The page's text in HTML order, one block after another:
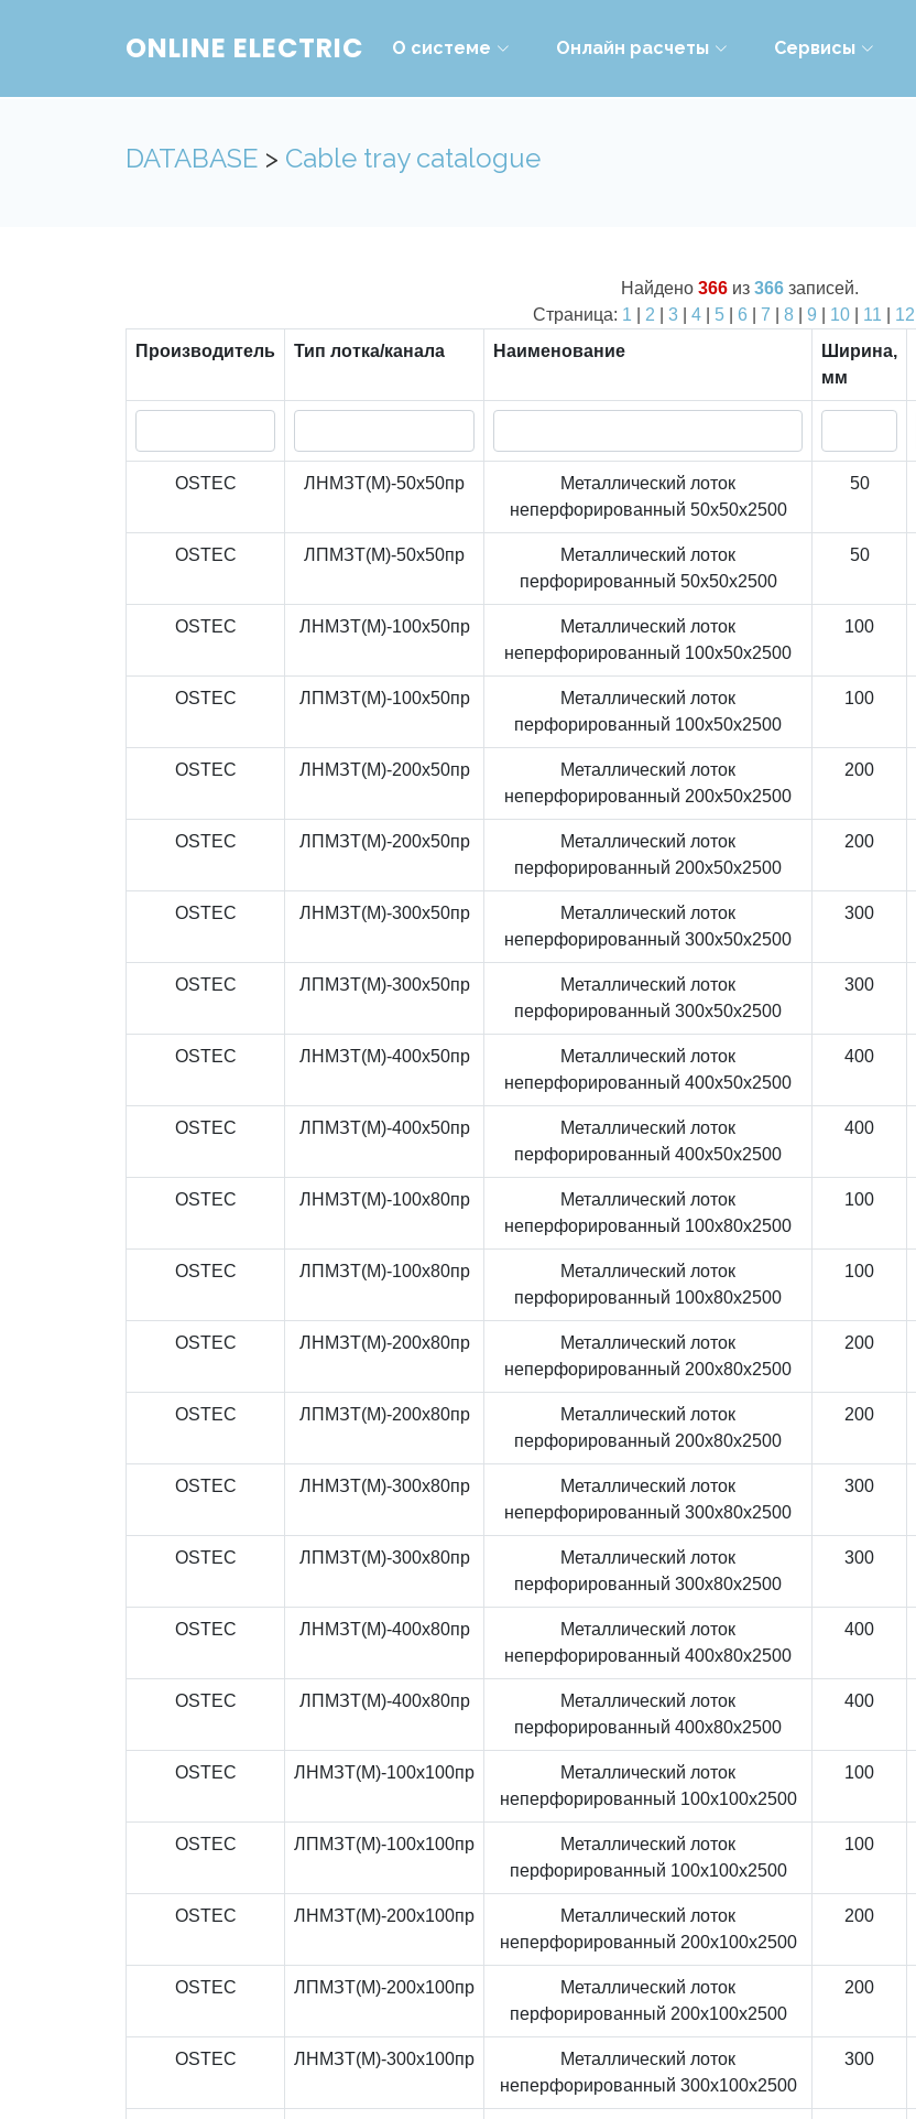
ONLINE ELECTRIC О системе Онлайн расчеты Сервисы
DATABASE > Cable tray catalogue
Найдено 366 из 366 записей.
Страница: 1 2 3| 4| 5| 6 7 8| 9 10| 11 12
Производитель
Тип лотка/канала Наименование
Ширина,
мм
OSTEC ЛНМЗТ(М)-50x50пр
Металлический лоток
неперфорированный 50x50x2500
50
OSTEC ЛПМЗТ(М)-50x50пр
Металлический лоток
перфорированный 50x50x2500
50
OSTEC ЛНМЗТ(М)-100x50пр
Металлический лоток
неперфорированный 100x50x2500
100
OSTEC ЛПМЗТ(М)-100x50пр
Металлический лоток
перфорированный 100x50x2500
100
OSTEC ЛНМЗТ(М)-200x50пр
Металлический лоток
неперфорированный 200x50x2500
200
OSTEC ЛПМЗТ(М)-200x50пр
Металлический лоток
перфорированный 200x50x2500
200
OSTEC ЛНМЗТ(М)-300x50пр
Металлический лоток
неперфорированный 300x50x2500
300
OSTEC ЛПМЗТ(М)-300x50пр
Металлический лоток
перфорированный 300x50x2500
300
OSTEC ЛНМЗТ(М)-400x50пр
Металлический лоток
неперфорированный 400x50x2500
400
OSTEC ЛПМЗТ(М)-400x50пр
Металлический лоток
перфорированный 400x50x2500
400
OSTEC ЛНМЗТ(М)-100x80пр
Металлический лоток
неперфорированный 100x80x2500
100
OSTEC ЛПМЗТ(М)-100x80пр
Металлический лоток
перфорированный 100x80x2500
100
OSTEC ЛНМЗТ(М)-200x80пр
Металлический лоток
неперфорированный 200x80x2500
200
OSTEC ЛПМЗТ(М)-200x80пр
Металлический лоток
перфорированный 200x80x2500
200
OSTEC ЛНМЗТ(М)-300x80пр
Металлический лоток
неперфорированный 300x80x2500
300
OSTEC ЛПМЗТ(М)-300x80пр
Металлический лоток
перфорированный 300x80x2500
300
OSTEC ЛНМЗТ(М)-400x80пр
Металлический лоток
неперфорированный 400x80x2500
400
OSTEC ЛПМЗТ(М)-400x80пр
Металлический лоток
перфорированный 400x80x2500
400
OSTEC ЛНМЗТ(М)-100x100пр
Металлический лоток
неперфорированный 100x100x2500
100
OSTEC ЛПМЗТ(М)-100x100пр
Металлический лоток
перфорированный 100x100x2500
100
OSTEC ЛНМЗТ(М)-200x100пр
Металлический лоток
неперфорированный 200x100x2500
200
OSTEC ЛПМЗТ(М)-200x100пр
Металлический лоток
перфорированный 200x100x2500
200
OSTEC ЛНМЗТ(М)-300x100пр
Металлический лоток
неперфорированный 300x100x2500
300